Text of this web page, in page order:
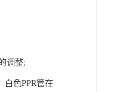
调整;
白色PPR管在